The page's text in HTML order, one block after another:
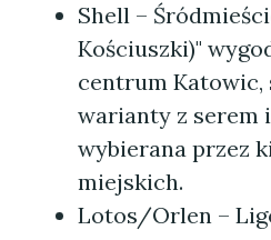
Shell –
Kościuszki)"
centrum Katowic,
warianty z serem
wybierana przez
miejskich.
Lotos/Orlen –